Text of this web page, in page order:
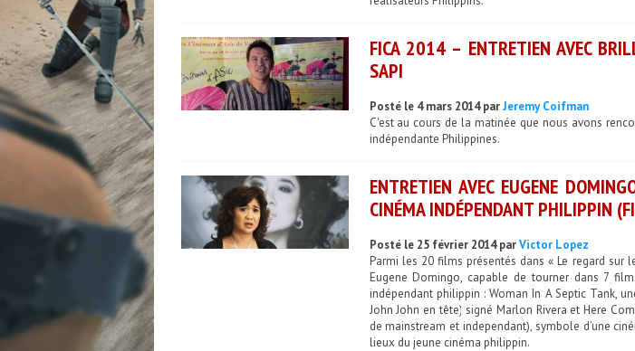
FICA 2014 – ENTRETIEN AVEC
SAPI
Posté le 4 mars 2014 parJeremy Coifman
C'est au cours de la matinée que nous avons
indépendante Philippines.
ENTRETIEN AVEC EUGENE
CINÉMA INDÉPENDANT PHILIPPIN
Posté le 25 février 2014 parVictor Lopez
Parmi les 20 films présentés dans « Le regard sur
Eugene Domingo, capable de tourner dans 7
indépendant philippin : Woman In A Septic Tank,
John John en tête) signé Marlon Rivera et Here
de mainstream et independant), symbole d’une
lieux du jeune cinéma philippin.